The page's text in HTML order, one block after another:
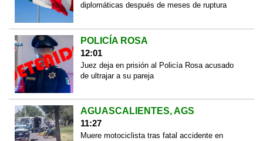
diplomáticas después de meses de ruptura
POLICÍA ROSA
12:01
Juez deja en prisión al Policía Rosa acusado
de ultrajar a su pareja
AGUASCALIENTES, AGS
11:27
Muere motociclista tras fatal accidente en